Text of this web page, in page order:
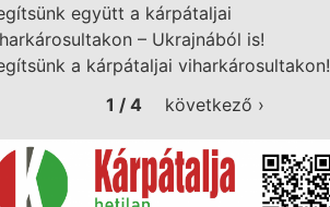
együtt a kárpátaljai
– Ukrajnából is!
a kárpátaljai viharkárosultakon!
1 / 4
következő ›